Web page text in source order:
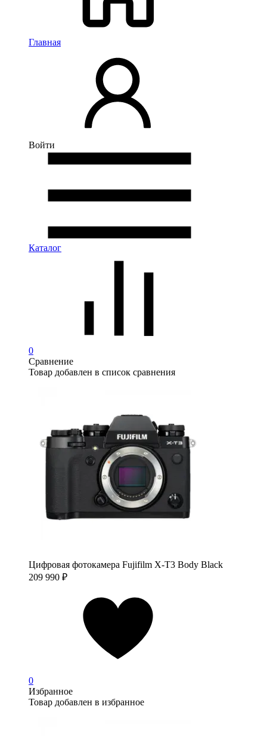
Главная
Войти
Каталог
0
Сравнение
Товар добавлен в список сравнения
Цифровая фотокамера Fujifilm X-T3 Body Black
209 990 ₽
0
Избранное
Товар добавлен в избранное